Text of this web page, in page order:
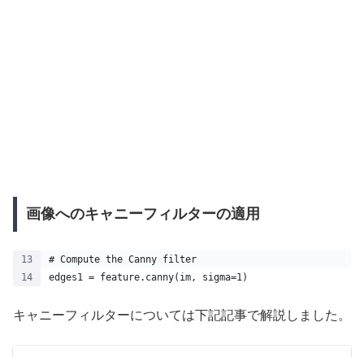
画像へのキャニーフィルターの適用
# Compute the Canny filter
edges1 = feature.canny(im, sigma=1)
キャニーフィルターについては下記記事で解説しました。